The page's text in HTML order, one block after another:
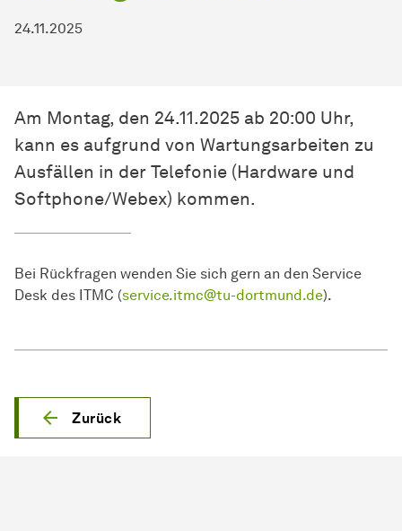
24.11.2025
Am Montag, den 24.11.2025 ab 20:00 Uhr,
kann es aufgrund von Wartungsarbeiten zu
Ausfällen in der Telefonie (Hardware und
Softphone/Webex) kommen.
Bei Rückfragen wenden Sie sich gern an den Service
Desk des ITMC (service.itmc@tu-dortmund.de).
Zurück